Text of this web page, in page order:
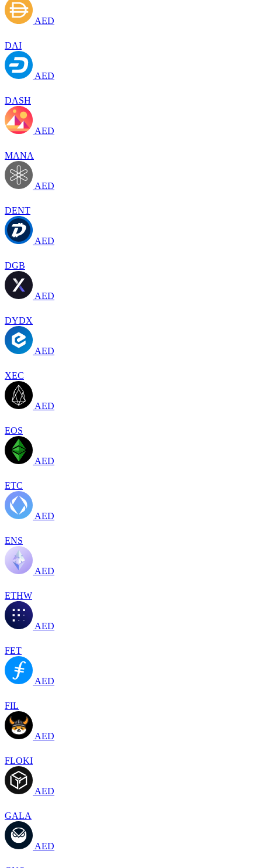
AED
DAI
AED
DASH
AED
MANA
AED
DENT
AED
DGB
AED
DYDX
AED
XEC
AED
EOS
AED
ETC
AED
ENS
AED
ETHW
AED
FET
AED
FIL
AED
FLOKI
AED
GALA
AED